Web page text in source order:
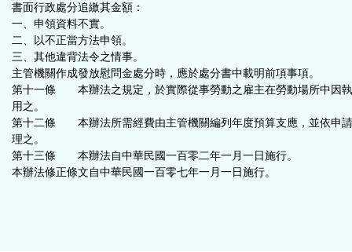
書面行政處分追繳其金額：
一、申領資料不實。
二、以不正當方法申領。
三、其他違背法令之情事。
主管機關作成發放慰問金處分時，應於處分書中載明前項事項。
第十一條 本辦法之規定，於實際從事勞動之雇主在勞動場所中因
用之。
第十二條 本辦法所需經費由主管機關編列年度預算支應，並依申
理之。
第十三條 本辦法自中華民國一百零二年一月一日施行。
本辦法修正條文自中華民國一百零七年一月一日施行。